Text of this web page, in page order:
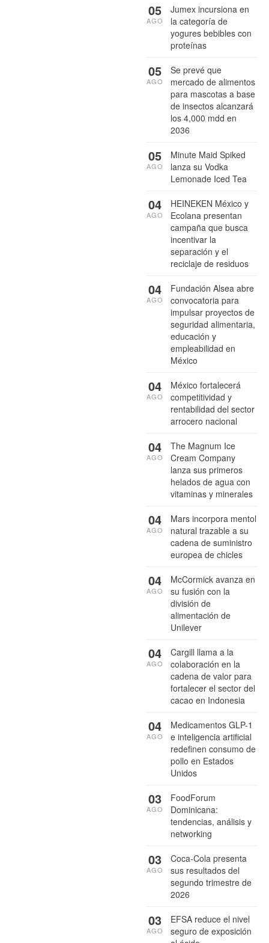
Jumex incursiona en
la categoría de
yogures bebibles con
proteínas
05
AGO
Se prevé que
mercado de alimentos
para mascotas a base
de insectos alcanzará
los 4,000 mdd en
2036
05
AGO
Minute Maid Spiked
lanza su Vodka
Lemonade Iced Tea
05
AGO
HEINEKEN México y
Ecolana presentan
campaña que busca
incentivar la
separación y el
reciclaje de residuos
04
AGO
Fundación Alsea abre
convocatoria para
impulsar proyectos de
seguridad alimentaria,
educación y
empleabilidad en
México
04
AGO
México fortalecerá
competitividad y
rentabilidad del sector
arrocero nacional
04
AGO
The Magnum Ice
Cream Company
lanza sus primeros
helados de agua con
vitaminas y minerales
04
AGO
Mars incorpora mentol
natural trazable a su
cadena de suministro
europea de chicles
04
AGO
McCormick avanza en
su fusión con la
división de
alimentación de
Unilever
04
AGO
Cargill llama a la
colaboración en la
cadena de valor para
fortalecer el sector del
cacao en Indonesia
04
AGO
Medicamentos GLP-1
e inteligencia artificial
redefinen consumo de
pollo en Estados
Unidos
04
AGO
FoodForum
Dominicana:
tendencias, análisis y
networking
03
AGO
Coca-Cola presenta
sus resultados del
segundo trimestre de
2026
03
AGO
EFSA reduce el nivel
seguro de exposición
03
AGO